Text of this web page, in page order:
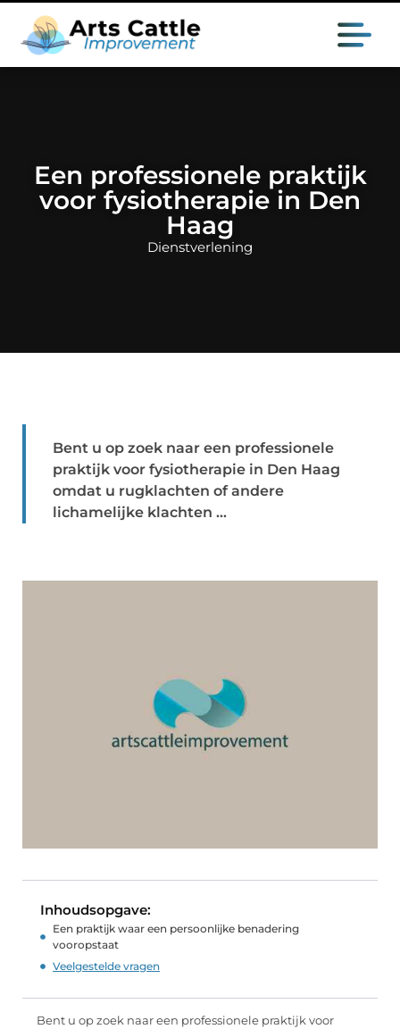
Een professionele praktijk
voor fysiotherapie in Den
Haag
Dienstverlening
Bent u op zoek naar een professionele
praktijk voor fysiotherapie in Den Haag
omdat u rugklachten of andere
lichamelijke klachten ...
Inhoudsopgave:
Een praktijk waar een persoonlijke benadering
vooropstaat
Veelgestelde vragen
Bent u op zoek naar een professionele praktijk voor